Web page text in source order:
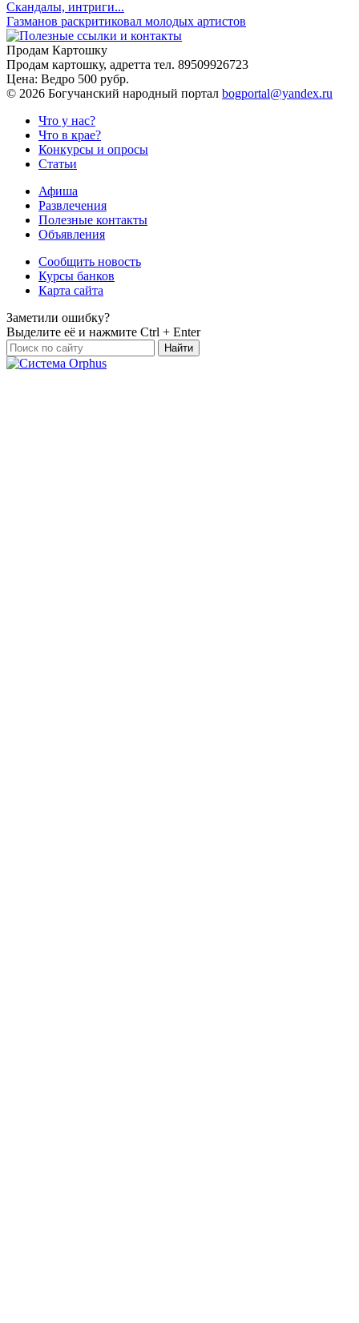
Скандалы, интриги...
Газманов раскритиковал молодых артистов
Продам Картошку
Продам картошку, адретта тел. 89509926723
Цена: Ведро 500 рубр.
© 2026 Богучанский народный портал bogportal@yandex.ru
Что у нас?
Что в крае?
Конкурсы и опросы
Статьи
Афиша
Развлечения
Полезные контакты
Объявления
Сообщить новость
Курсы банков
Карта сайта
Заметили ошибку?
Выделите её и нажмите Ctrl + Enter